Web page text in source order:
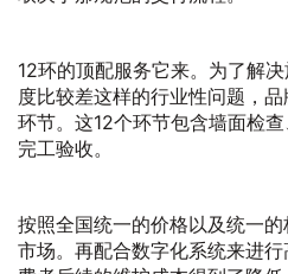
12环的顶配服务它来。为了解
度比较差这样的行业性问题，
环节。这12个环节包含墙面检
完工验收。
按照全国统一的价格以及统一
市场。再配合数字化系统来进